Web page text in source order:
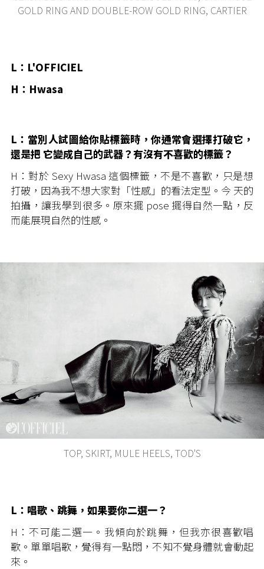
GOLD RING AND DOUBLE-ROW GOLD RING, CARTIER
L：L'OFFICIEL
H：Hwasa
L：當別人試圖給你貼標籤時，你通常會選擇打破它，
還是把 它變成自己的武器？有沒有不喜歡的標籤？
H：對於 Sexy Hwasa 這個標籤，不是不喜歡，只是想
打破，因為我不想大家對「性感」的看法定型。今 天的
拍攝，讓我學到很多。原來擺 pose 擺得自然一點，反
而能展現自然的性感。
TOP, SKIRT, MULE HEELS, TOD'S
L：唱歌、跳舞，如果要你二選一？
H：不可能二選一。我傾向於跳舞，但我亦很喜歡唱
歌。單單唱歌，覺得有一點悶，不知不覺身體就會動起
來。